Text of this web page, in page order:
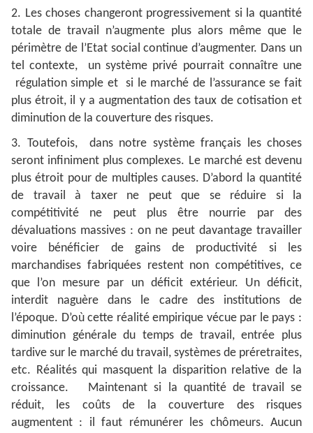
2. Les choses changeront progressivement si la quantité
totale de travail n’augmente plus alors même que le
périmètre de l’Etat social continue d’augmenter. Dans un
tel contexte, un système privé pourrait connaître une
régulation simple et si le marché de l’assurance se fait
plus étroit, il y a augmentation des taux de cotisation et
diminution de la couverture des risques.
3. Toutefois, dans notre système français les choses
seront infiniment plus complexes. Le marché est devenu
plus étroit pour de multiples causes. D’abord la quantité
de travail à taxer ne peut que se réduire si la
compétitivité ne peut plus être nourrie par des
dévaluations massives : on ne peut davantage travailler
voire bénéficier de gains de productivité si les
marchandises fabriquées restent non compétitives, ce
que l’on mesure par un déficit extérieur. Un déficit,
interdit naguère dans le cadre des institutions de
l’époque. D’où cette réalité empirique vécue par le pays :
diminution générale du temps de travail, entrée plus
tardive sur le marché du travail, systèmes de préretraites,
etc. Réalités qui masquent la disparition relative de la
croissance. Maintenant si la quantité de travail se
réduit, les coûts de la couverture des risques
augmentent : il faut rémunérer les chômeurs. Aucun